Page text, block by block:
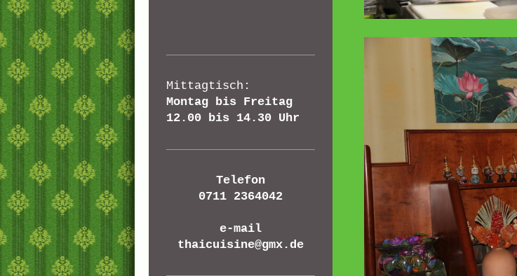
Mittagtisch:
Montag bis Freitag
12.00 bis 14.30 Uhr
Telefon
0711 2364042
e-mail
thaicuisine@gmx.de